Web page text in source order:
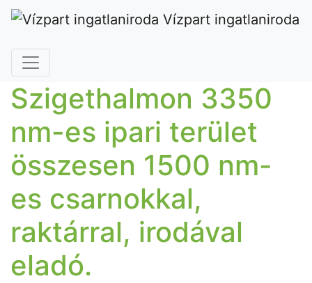
Vízpart ingatlaniroda
Szigethalmon 3350
nm-es ipari terület
összesen 1500 nm-
es csarnokkal,
raktárral, irodával
eladó.